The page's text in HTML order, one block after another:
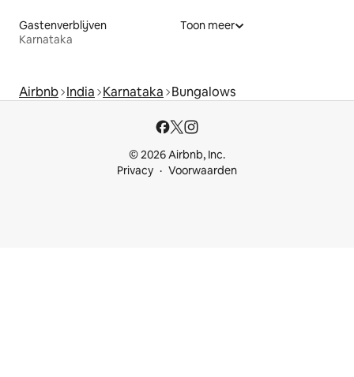
Gastenverblijven
Karnataka
Toon meer
Airbnb India Karnataka Bungalows
© 2026 Airbnb, Inc.
Privacy
Voorwaarden